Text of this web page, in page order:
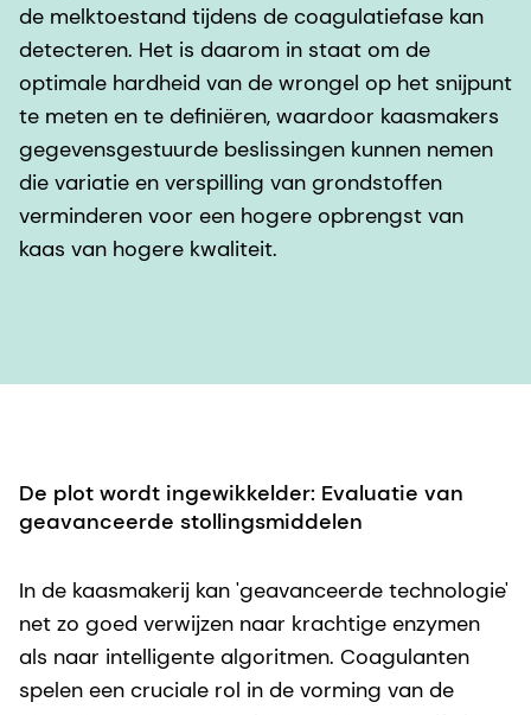
de melktoestand tijdens de coagulatiefase kan
detecteren. Het is daarom in staat om de
optimale hardheid van de wrongel op het snijpunt
te meten en te definiëren, waardoor kaasmakers
gegevensgestuurde beslissingen kunnen nemen
die variatie en verspilling van grondstoffen
verminderen voor een hogere opbrengst van
kaas van hogere kwaliteit.
De plot wordt ingewikkelder: Evaluatie van
geavanceerde stollingsmiddelen
In de kaasmakerij kan 'geavanceerde technologie'
net zo goed verwijzen naar krachtige enzymen
als naar intelligente algoritmen. Coagulanten
spelen een cruciale rol in de vorming van de